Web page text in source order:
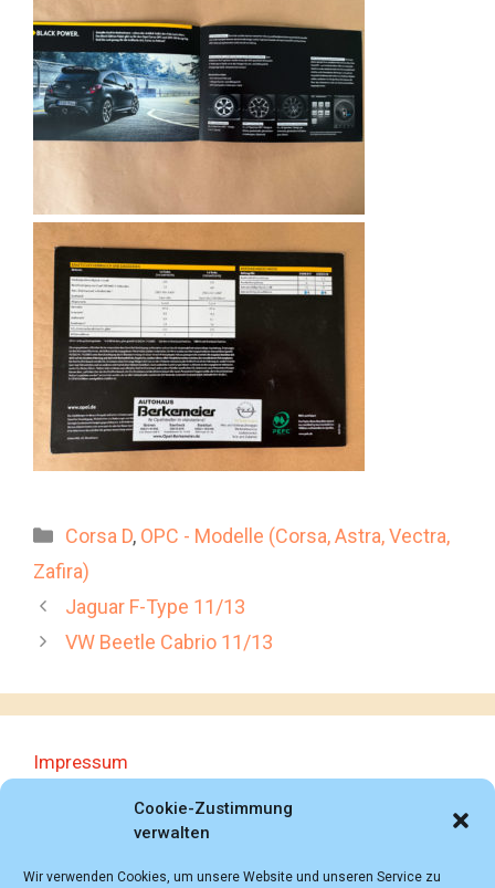
Cookie-Zustimmung
verwalten
Wir verwenden Cookies, um unsere Website und unseren Service zu
Kategorien
Corsa D, OPC - Modelle (Corsa, Astra, Vectra,
Zafira)
Jaguar F-Type 11/13
VW Beetle Cabrio 11/13
Impressum
Datenschutzerklärung